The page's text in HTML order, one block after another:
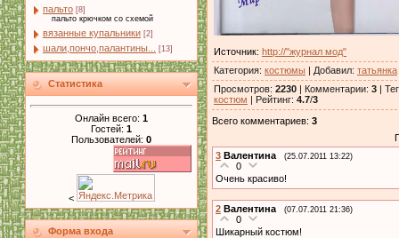
пальто [8]
пальто крючком со схемой
вязанные купальники [2]
шали,пончо,палантины... [13]
Статистика
Онлайн всего: 1
Гостей: 1
Пользователей: 0
<
Форма входа
Источник: http://"журнал мод"
Категория: костюмы | Добавил: татьянка
Просмотров: 2230 | Комментарии: 3 |
костюм | Рейтинг: 4.7/3
Всего комментариев: 3
3 Валентина (25.07.2011 13:22)
0
Очень красиво!
2 Валентина (07.07.2011 21:36)
0
Шикарный костюм!